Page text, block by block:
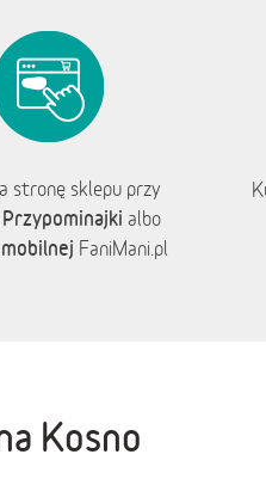
stronę sklepu przy
Przypominajki albo
FaniMani.pl
Kosno